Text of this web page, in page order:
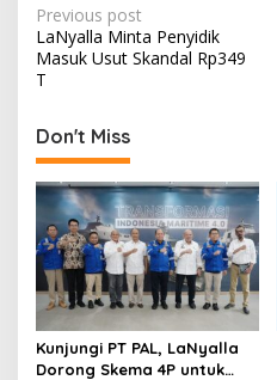
P
o
s
t
n
a
v
i
g
a
t
Previous post
LaNyalla Minta Penyidik
Masuk Usut Skandal Rp349
T
Don't Miss
Kunjungi PT PAL, LaNyalla
Dorong Skema 4P untuk